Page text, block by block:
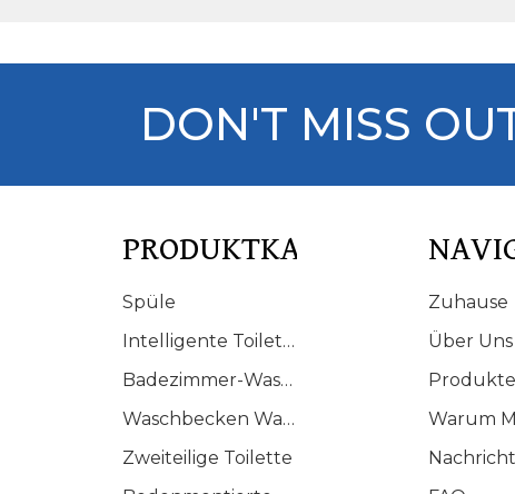
DON'T MISS
PRODUKTKATALOG
Spüle
Intelligente Toilette
Badezimmer-Waschtisch
Waschbecken Waschbecken
Zweiteilige Toilette
Zuhause
Über Uns
Produkte
Warum